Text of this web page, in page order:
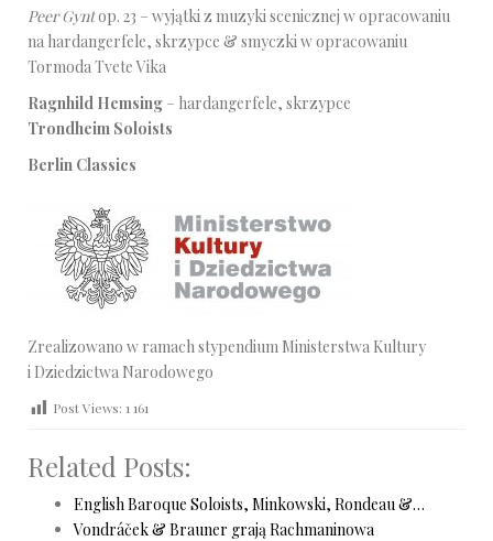
Peer Gyntop. 23 – wyjątki z muzyki scenicznej w opracowaniu
na hardangerfele, skrzypce & smyczki w opracowaniu
Tormoda Tvete Vika
Ragnhild Hemsing – hardangerfele, skrzypce
Trondheim Soloists
Berlin Classics
Zrealizowano w ramach stypendium Ministerstwa Kultury
i Dziedzictwa Narodowego
Post Views: 1 161
Related Posts:
English Baroque Soloists, Minkowski, Rondeau &…
Vondráček & Brauner grają Rachmaninowa